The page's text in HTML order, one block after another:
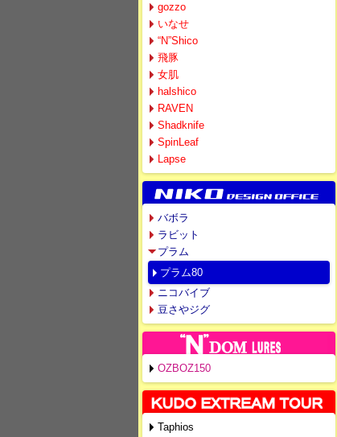
gozzo
いなせ
“N”Shico
飛豚
女肌
halshico
RAVEN
Shadknife
SpinLeaf
Lapse
バボラ
ラビット
プラム
プラム80
ニコバイブ
豆さやジグ
OZBOZ150
Taphios